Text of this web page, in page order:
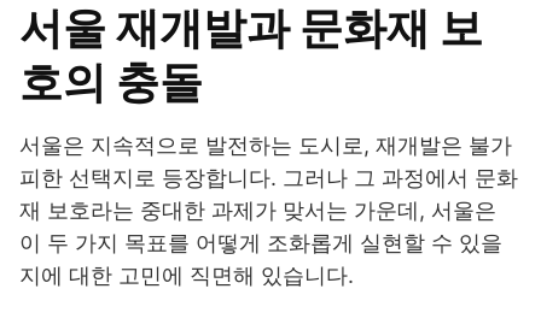
서울 재개발과 문화재 보
호의 충돌
서울은 지속적으로 발전하는 도시로, 재개발은 불가
피한 선택지로 등장합니다. 그러나 그 과정에서 문화
재 보호라는 중대한 과제가 맞서는 가운데, 서울은
이 두 가지 목표를 어떻게 조화롭게 실현할 수 있을
지에 대한 고민에 직면해 있습니다.